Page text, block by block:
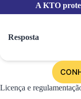
A KTO
Resposta
Licença e